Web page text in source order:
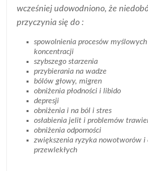
wcześniej udowodniono, że
przyczynia się do :
spowolnienia procesów myślowych
koncentracji
szybszego starzenia
przybierania na wadze
bólów głowy, migren
obniżenia płodności i libido
depresji
obniżenia i na ból i stres
osłabienia jelit i problemów
obniżenia odporności
zwiększenia ryzyka nowotworów i
przewlekłych